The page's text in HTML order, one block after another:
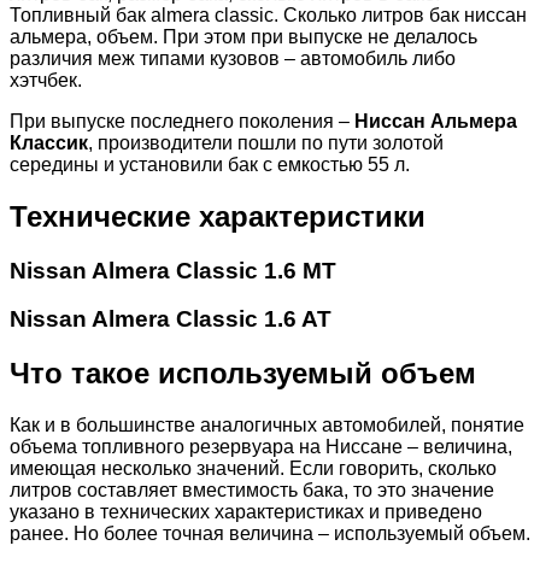
Топливный бак almera classic. Сколько литров бак ниссан
альмера, объем. При этом при выпуске не делалось
различия меж типами кузовов – автомобиль либо
хэтчбек.
При выпуске последнего поколения – Ниссан Альмера
Классик, производители пошли по пути золотой
середины и установили бак с емкостью 55 л.
Технические характеристики
Nissan Almera Classic 1.6 MT
Nissan Almera Classic 1.6 AT
Что такое используемый объем
Как и в большинстве аналогичных автомобилей, понятие
объема топливного резервуара на Ниссане – величина,
имеющая несколько значений. Если говорить, сколько
литров составляет вместимость бака, то это значение
указано в технических характеристиках и приведено
ранее. Но более точная величина – используемый объем.